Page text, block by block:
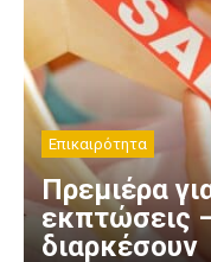
Επικαιρότητα
Πρεμιέρα
εκπτώσεις
διαρκέσουν